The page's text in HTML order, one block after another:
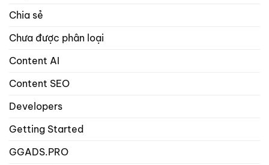
Chia sẻ
Chưa được phân loại
Content AI
Content SEO
Developers
Getting Started
GGADS.PRO